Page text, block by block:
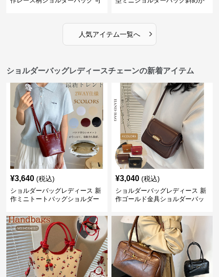
人気アイテム一覧へ ›
ショルダーバッグレディースチェーンの新着アイテム
¥3,640 (税込)
ショルダーバッグレディース 新
作ミニトートバッグショルダー
¥3,040 (税込)
ショルダーバッグレディース 新
作ゴールド金具ショルダーバッ